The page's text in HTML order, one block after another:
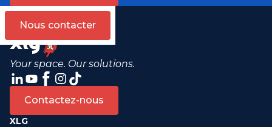
Nous contacter
Your space. Our solutions.
Contactez-nous
XLG